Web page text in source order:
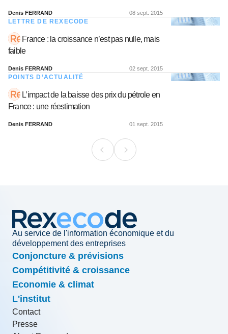
Denis FERRAND 08 sept. 2015
LETTRE DE REXECODE
France : la croissance n’est pas nulle, mais
faible
Denis FERRAND 02 sept. 2015
POINTS D’ACTUALITÉ
L’impact de la baisse des prix du pétrole en
France : une réestimation
Denis FERRAND 01 sept. 2015
Au service de l'information économique et du
développement des entreprises
Conjoncture & prévisions
Compétitivité & croissance
Economie & climat
L'institut
Contact
Presse